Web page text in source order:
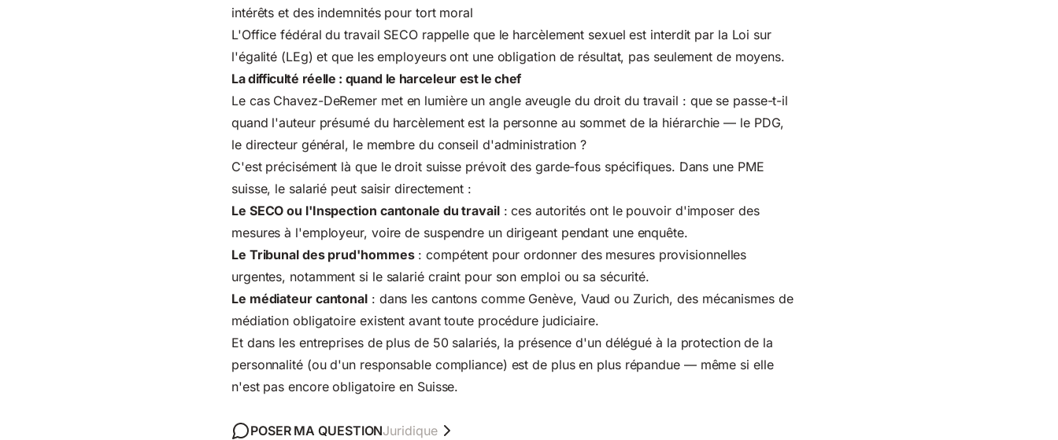
intérêts et des indemnités pour tort moral
L'Office fédéral du travail SECO rappelle que le harcèlement sexuel est interdit par la Loi sur
l'égalité (LEg) et que les employeurs ont une obligation de résultat, pas seulement de moyens.
La difficulté réelle : quand le harceleur est le chef
Le cas Chavez-DeRemer met en lumière un angle aveugle du droit du travail : que se passe-t-il
quand l'auteur présumé du harcèlement est la personne au sommet de la hiérarchie — le PDG,
le directeur général, le membre du conseil d'administration ?
C'est précisément là que le droit suisse prévoit des garde-fous spécifiques. Dans une PME
suisse, le salarié peut saisir directement :
Le SECO ou l'Inspection cantonale du travail: ces autorités ont le pouvoir d'imposer des
mesures à l'employeur, voire de suspendre un dirigeant pendant une enquête.
Le Tribunal des prud'hommes: compétent pour ordonner des mesures provisionnelles
urgentes, notamment si le salarié craint pour son emploi ou sa sécurité.
Le médiateur cantonal: dans les cantons comme Genève, Vaud ou Zurich, des mécanismes de
médiation obligatoire existent avant toute procédure judiciaire.
Et dans les entreprises de plus de 50 salariés, la présence d'un délégué à la protection de la
personnalité (ou d'un responsable compliance) est de plus en plus répandue — même si elle
n'est pas encore obligatoire en Suisse.
POSER MA QUESTIONJuridique